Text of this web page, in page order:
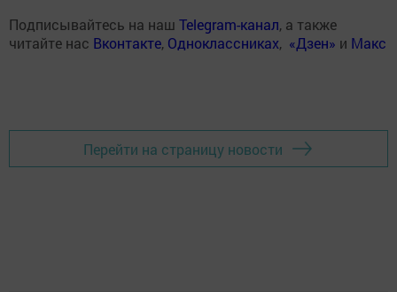
Подписывайтесь на наш Telegram-канал, а также
читайте нас Вконтакте, Одноклассниках, «Дзен» и Макс
Перейти на страницу новости